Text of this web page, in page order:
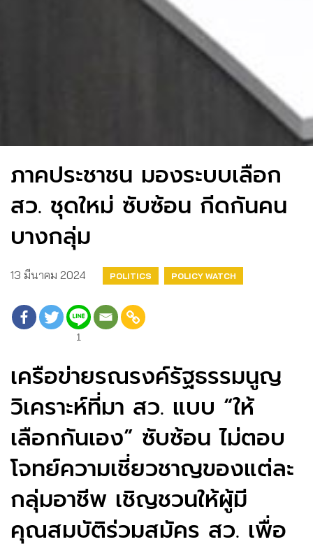
ภาคประชาชน มองระบบเลือก
สว. ชุดใหม่ ซับซ้อน กีดกันคน
บางกลุ่ม
13 มีนาคม 2024 POLITICS POLICY WATCH
1
เครือข่ายรณรงค์รัฐธรรมนูญ
วิเคราะห์ที่มา สว. แบบ “ให้
เลือกกันเอง” ซับซ้อน ไม่ตอบ
โจทย์ความเชี่ยวชาญของแต่ละ
กลุ่มอาชีพ เชิญชวนให้ผู้มี
คุณสมบัติร่วมสมัคร สว. เพื่อ